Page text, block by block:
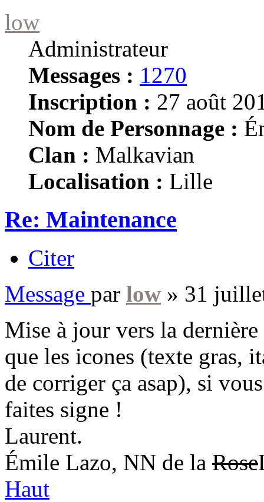
low
Administrateur
Messages : 1270
Inscription : 27 août
Nom de Personnage :
Clan : Malkavian
Localisation : Lille
Re: Maintenance
Citer
Message par low » 31
Mise à jour vers la
que les icones (texte gras,
de corriger ça asap), si
faites signe !
Laurent.
Émile Lazo, NN de la Rose
Haut